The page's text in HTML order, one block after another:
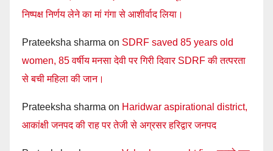
निष्पक्ष निर्णय लेने का मां गंगा से आशीर्वाद लिया।
Prateeksha sharma on SDRF saved 85 years old
women, 85 वर्षीय मनसा देवी पर गिरी दिवार SDRF की तत्परता
से बची महिला की जान।
Prateeksha sharma on Haridwar aspirational district,
आकांक्षी जनपद की राह पर तेजी से अग्रसर हरिद्वार जनपद